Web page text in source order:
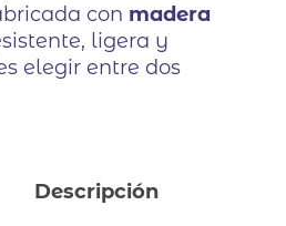
con madera
ligera y
elegir entre dos
Descripción